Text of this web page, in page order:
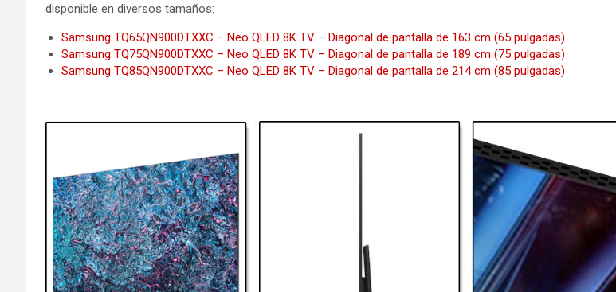
disponible en diversos tamaños:
Samsung TQ65QN900DTXXC – Neo QLED 8K TV – Diagonal de pantalla de 163 cm (65 pulgadas)
Samsung TQ75QN900DTXXC – Neo QLED 8K TV – Diagonal de pantalla de 189 cm (75 pulgadas)
Samsung TQ85QN900DTXXC – Neo QLED 8K TV – Diagonal de pantalla de 214 cm (85 pulgadas)